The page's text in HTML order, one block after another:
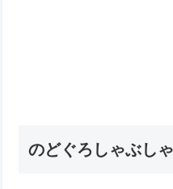
のどぐろしゃぶし